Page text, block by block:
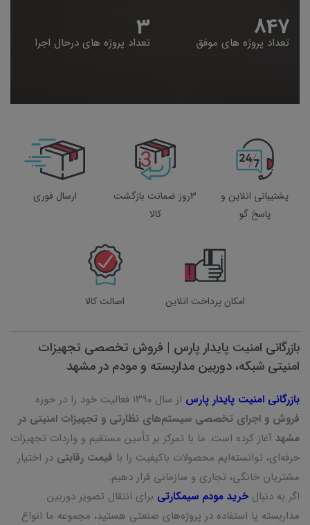
848
تعداد پروژه های موفق 4
تعداد پروژه های درحال اجرا
پشتیبانی انلاین و
پاسخ گو
3روز ضمانت بازگشت
کالا
ارسال فوری
امکان پرداخت انلاین اصالت کالا
بازرگانی امنیت پایدار پارس | فروش تخصصی تجهیزات
امنیتی شبکه، دوربین مداربسته و مودم در مشهد
بازرگانی امنیت پایدار پارس از سال ۱۳۹۰ فعالیت خود را در حوزه
فروش و اجرای تخصصی سیستم‌های نظارتی و تجهیزات امنیتی در
مشهد آغاز کرده است. ما با تمرکز بر تأمین مستقیم و واردات تجهیزات
حرفه‌ای، توانسته‌ایم محصولات باکیفیت را با قیمت رقابتی در اختیار
مشتریان خانگی، تجاری و سازمانی قرار دهیم.
اگر به دنبالخرید مودم سیمکارتی برای انتقال تصویر دوربین
مداربسته یا استفاده در پروژه‌های صنعتی هستید، مجموعه ما انواع